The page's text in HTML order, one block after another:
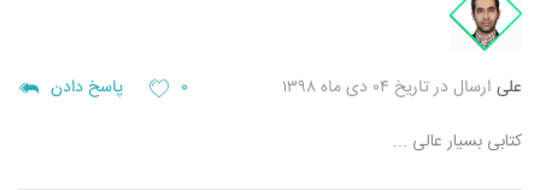
علی ارسال در تاریخ ۰۴ دی ماه ۱۳۹۸ ۰ پاسخ دادن
کتابی بسیار عالی ...